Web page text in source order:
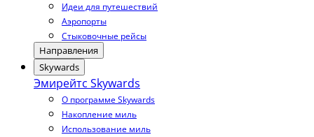
Идеи для путешествий
Аэропорты
Стыковочные рейсы
Направления
Skywards
Эмирейтс Skywards
О программе Skywards
Накопление миль
Использование миль